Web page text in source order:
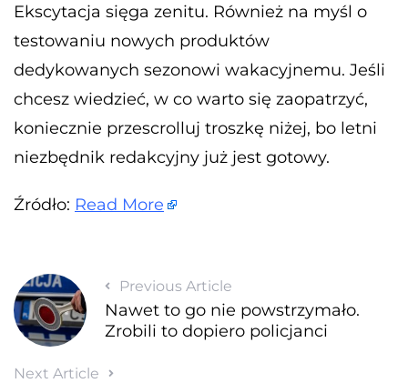
Ekscytacja sięga zenitu. Również na myśl o
testowaniu nowych produktów
dedykowanych sezonowi wakacyjnemu. Jeśli
chcesz wiedzieć, w co warto się zaopatrzyć,
koniecznie przescrolluj troszkę niżej, bo letni
niezbędnik redakcyjny już jest gotowy.
Źródło: Read More
Previous Article
Nawet to go nie powstrzymało.
Zrobili to dopiero policjanci
Next Article